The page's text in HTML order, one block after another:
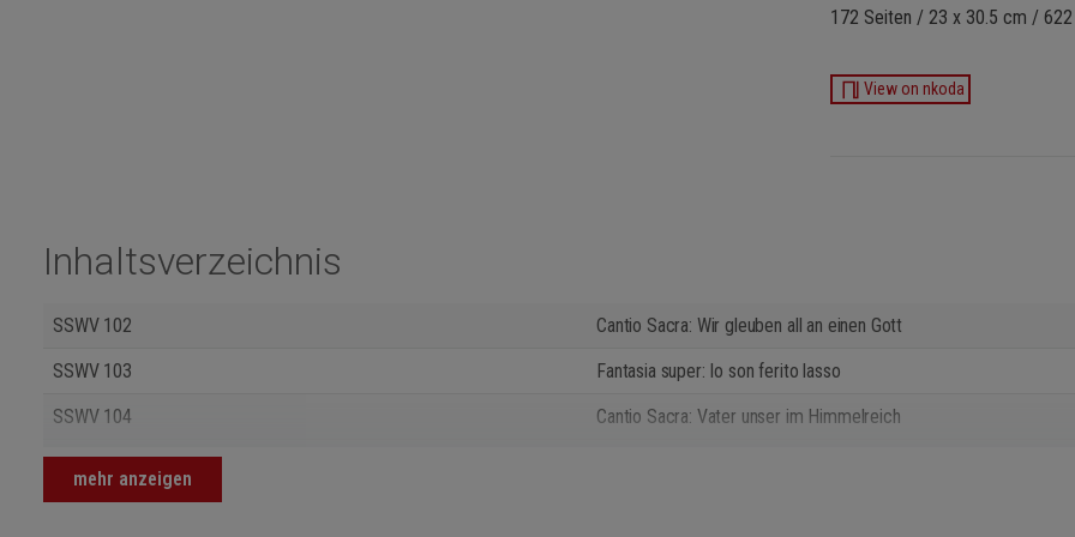
172 Seiten / 23 x 30.5 cm /
View on nkoda
Inhaltsverzeichnis
SSWV 102
Cantio Sacra: Wir gleuben all an einen Gott
SSWV 103
Fantasia super: Io son ferito lasso
SSWV 104
Cantio Sacra: Vater unser im Himmelreich
SSWV 105
SSWV 106
mehr anzeigen